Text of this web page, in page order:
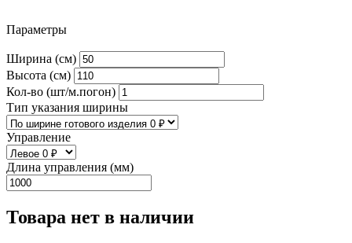
Параметры
Ширина (см)
Высота (см)
Кол-во (шт/м.погон)
Тип указания ширины
Управление
Длина управления (мм)
Товара нет в наличии